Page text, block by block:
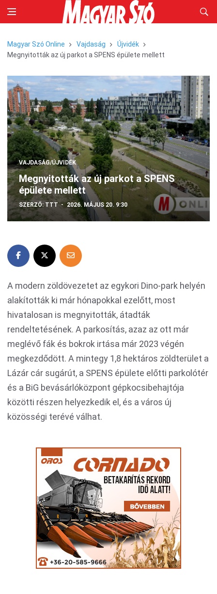
Magyar Szó Online Vajdaság
Újvidék
Megnyitották az új parkot a SPENS épülete mellett
VAJDASÁG/ÚJVIDÉK
Megnyitották az új parkot a SPENS
épülete mellett
SZERZŐ:TTT 2026. MÁJUS 20. 9:30
A modern zöldövezetet az egykori Dino-park helyén
alakították ki már hónapokkal ezelőtt, most
hivatalosan is megnyitották, átadták
rendeltetésének. A parkosítás, azaz az ott már
meglévő fák és bokrok irtása már 2023 végén
megkezdődött. A mintegy 1,8 hektáros zöldterület a
Lázár cár sugárút, a SPENS épülete előtti parkolótér
és a BiG bevásárlóközpont gépkocsibehajtója
közötti részen helyezkedik el, és a város új
közösségi terévé válhat.